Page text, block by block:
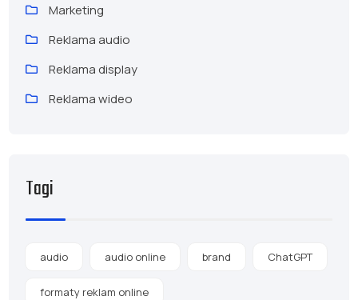
Marketing
Reklama audio
Reklama display
Reklama wideo
Tagi
audio audio online brand ChatGPT
formaty reklam online